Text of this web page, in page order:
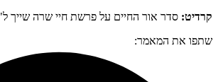
קרדיט: סדר אור החיים על פרשת חיי שרה שייך
שתפו את המאמר: